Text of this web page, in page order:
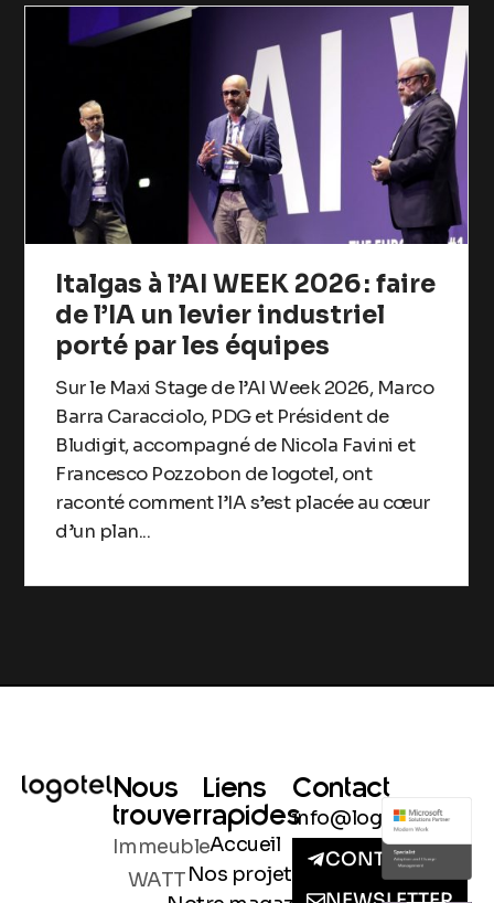
Italgas à l’AI WEEK 2026 : faire
de l’IA un levier industriel
porté par les équipes
Sur le Maxi Stage de l’AI Week 2026, Marco
Barra Caracciolo, PDG et Président de
Bludigit, accompagné de Nicola Favini et
Francesco Pozzobon de logotel, ont
raconté comment l’IA s’est placée au cœur
d’un plan...
Nous
trouver
Immeuble
WATT
Liens
rapides
Accueil
Nos projets
Contact
info@logotel.fr
CONTACT